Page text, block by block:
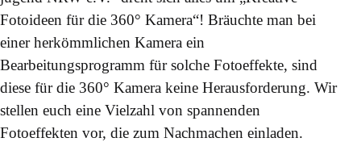
Fotoideen für die 360° Kamera“! Bräuchte man bei
einer herkömmlichen Kamera ein
Bearbeitungsprogramm für solche Fotoeffekte, sind
diese für die 360° Kamera keine Herausforderung. Wir
stellen euch eine Vielzahl von spannenden
Fotoeffekten vor, die zum Nachmachen einladen.